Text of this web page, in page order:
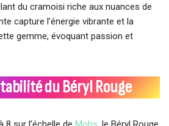
du cramoisi riche aux nuances de
capture l’énergie vibrante et la
gemme, évoquant passion et
du Béryl Rouge